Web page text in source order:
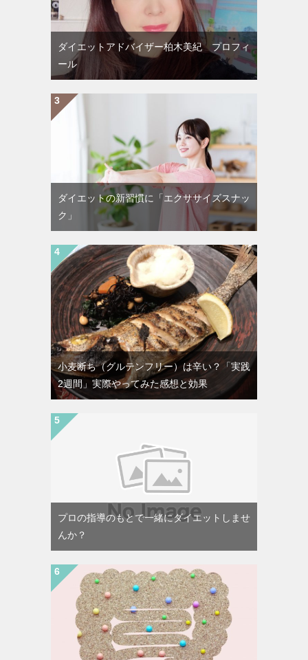
ダイエットアドバイザー柏木美紀 プロフィ
ール
ダイエットの新習慣に「エクササイズスナッ
ク」
小麦断ち（グルテンフリー）は辛い？「実践
2週間」実際やってみた感想と効果
プロの指導のもとで一緒にダイエットしませ
んか？